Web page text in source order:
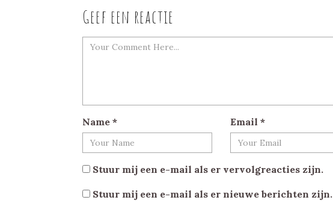
Geef een reactie
Name * Email *
Stuur mij een e-mail als er vervolgreacties zijn.
Stuur mij een e-mail als er nieuwe berichten zijn.